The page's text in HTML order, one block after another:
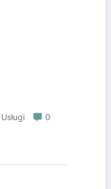
Usługi
0